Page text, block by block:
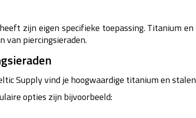
zijn eigen specifieke toepassing. Titanium
van piercingsieraden.
Supply vind je hoogwaardige titanium en
opties zijn bijvoorbeeld: